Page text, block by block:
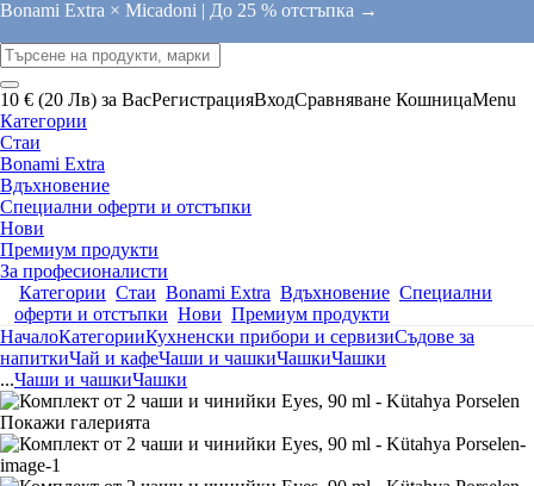
Bonami Extra × Micadoni | До 25 % отстъпка →
10 € (20 Лв) за ВасРегистрацияВходСравняване КошницаMenu
Категории
Стаи
Bonami Extra
Вдъхновение
Специални оферти и отстъпки
Нови
Премиум продукти
За професионалисти
Категории Стаи Bonami Extra Вдъхновение Специални
оферти и отстъпки Нови Премиум продукти
НачалоКатегорииКухненски прибори и сервизиСъдове за
напиткиЧай и кафеЧаши и чашкиЧашкиЧашки
...Чаши и чашкиЧашки
Покажи галерията